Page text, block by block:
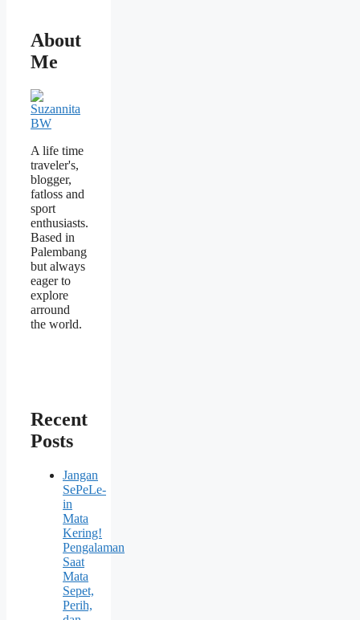
About
Me
A life time
traveler's,
blogger,
fatloss and
sport
enthusiasts.
Based in
Palembang
but always
eager to
explore
arround
the world.
Recent
Posts
Jangan
SePeLe-
in
Mata
Kering!
Pengalaman
Saat
Mata
Sepet,
Perih,